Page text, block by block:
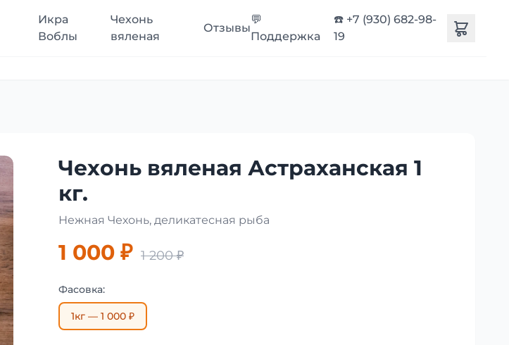
Икра
Воблы
Чехонь
вяленая
Отзывы
💬
Поддержка
☎️ +7 (930) 682-98-
19
Чехонь вяленая Астраханская 1
кг.
Нежная Чехонь, деликатесная рыба
1 000 ₽ 1 200 ₽
Фасовка:
1кг — 1 000 ₽